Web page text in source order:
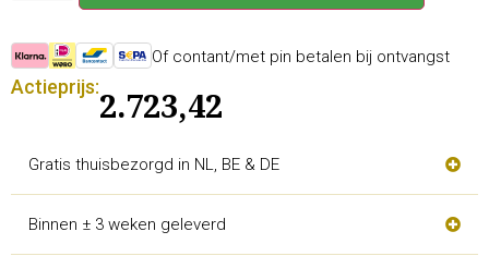
Of contant/met pin betalen bij ontvangst
Actieprijs:
2.723,42
Gratis thuisbezorgd in NL, BE & DE
Binnen ± 3 weken geleverd